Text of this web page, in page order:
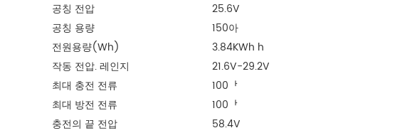
공칭 전압
25.6V
공칭 용량
150아
전원용량(Wh)
3.84KWh h
작동 전압. 레인지
21.6V-29.2V
최대 충전 전류
100ᅡ
최대 방전 전류
100ᅡ
충전의 끝 전압
58.4V